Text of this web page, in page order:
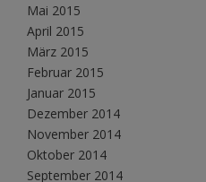
Mai 2015
April 2015
März 2015
Februar 2015
Januar 2015
Dezember 2014
November 2014
Oktober 2014
September 2014